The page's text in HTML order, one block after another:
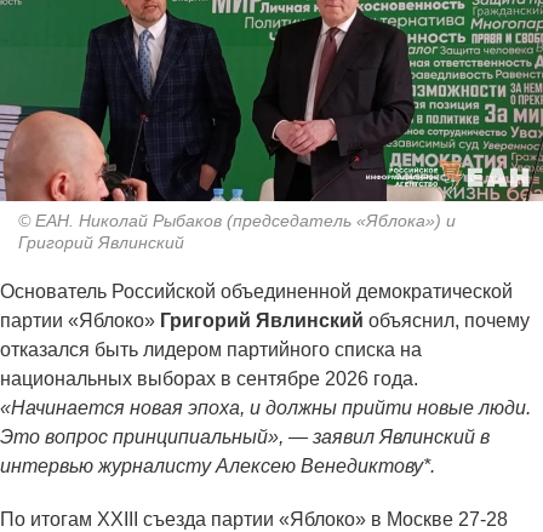
© ЕАН. Николай Рыбаков (председатель «Яблока») и
Григорий Явлинский
Основатель Российской объединенной демократической
партии «Яблоко» Григорий Явлинский объяснил, почему
отказался быть лидером партийного списка на
национальных выборах в сентябре 2026 года.
«Начинается новая эпоха, и должны прийти новые люди.
Это вопрос принципиальный», — заявил Явлинский в
интервью журналисту Алексею Венедиктову*.
По итогам XXIII съезда партии «Яблоко» в Москве 27-28